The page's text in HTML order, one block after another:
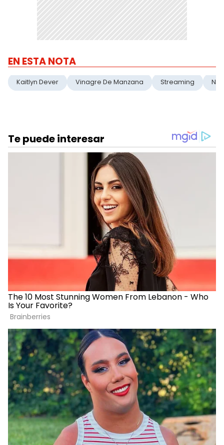
EN ESTA NOTA
Kaitlyn Dever Vinagre De Manzana Streaming